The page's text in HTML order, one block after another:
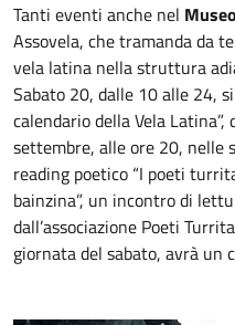
Tanti eventi anche nel
Assovela, che tramanda da
vela latina nella struttura
Sabato 20, dalle 10 alle 24,
calendario della Vela
settembre, alle ore 20, nelle
reading poetico “I poeti
bainzina”, un incontro di
dall’associazione Poeti
giornata del sabato, avrà un